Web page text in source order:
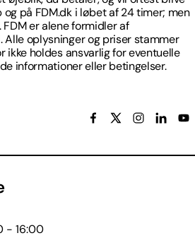
på FDM.dk i løbet af 24 timer; men
er alene formidler af
oplysninger og priser stammer
ikke holdes ansvarlig for eventuelle
informationer eller betingelser.
kontaktoplysninger
- 16:00